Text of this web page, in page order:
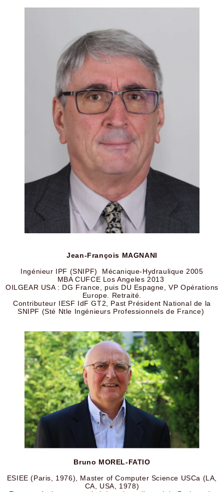
Jean-François MAGNANI
Ingénieur IPF (SNIPF) Mécanique-Hydraulique 2005
MBA CUFCE Los Angeles 2013
OILGEAR USA : DG France, puis DU Espagne, VP Opérations
Europe. Retraité.
Contributeur IESF IdF GT2, Past Président National de la
SNIPF (Sté Ntle Ingénieurs Professionnels de France)
Bruno MOREL-FATIO
ESIEE (Paris, 1976), Master of Computer Science USCa (LA,
CA, USA, 1978)